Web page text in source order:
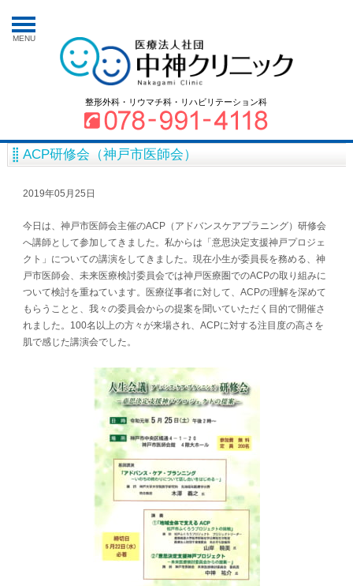
MENU
整形外科・リウマチ科・リハビリテーション科
ACP研修会（神戸市医師会）
2019年05月25日
今日は、神戸市医師会主催のACP（アドバンスケアプラニング）研修会
へ講師として参加してきました。私からは「意思決定支援神戸プロジェ
クト」についての講演をしてきました。現在小生が委員長を務める、神
戸市医師会、未来医療検討委員会では神戸医療圏でのACPの取り組みに
ついて検討を重ねています。医療従事者に対して、ACPの理解を深めて
もらうことと、我々の委員会からの提案を聞いていただく目的で開催さ
れました。100名以上の方々が来場され、ACPに対する注目度の高さを
肌で感じた講演会でした。